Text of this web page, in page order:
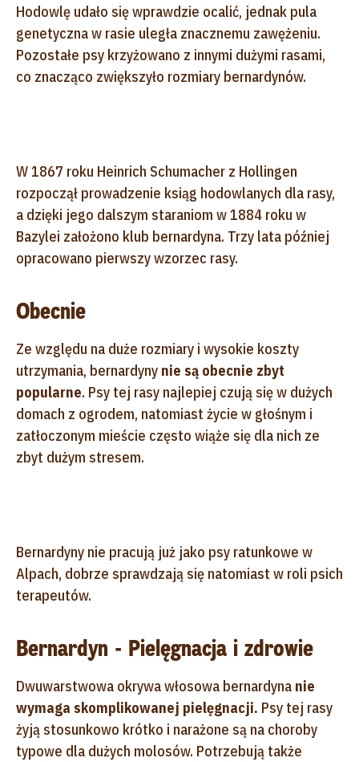
Hodowlę udało się wprawdzie ocalić, jednak pula
genetyczna w rasie uległa znacznemu zawężeniu.
Pozostałe psy krzyżowano z innymi dużymi rasami,
co znacząco zwiększyło rozmiary bernardynów.
W 1867 roku Heinrich Schumacher z Hollingen
rozpoczął prowadzenie ksiąg hodowlanych dla rasy,
a dzięki jego dalszym staraniom w 1884 roku w
Bazylei założono klub bernardyna. Trzy lata później
opracowano pierwszy wzorzec rasy.
Obecnie
Ze względu na duże rozmiary i wysokie koszty
utrzymania, bernardyny nie są obecnie zbyt
popularne. Psy tej rasy najlepiej czują się w dużych
domach z ogrodem, natomiast życie w głośnym i
zatłoczonym mieście często wiąże się dla nich ze
zbyt dużym stresem.
Bernardyny nie pracują już jako psy ratunkowe w
Alpach, dobrze sprawdzają się natomiast w roli psich
terapeutów.
Bernardyn - Pielęgnacja i zdrowie
Dwuwarstwowa okrywa włosowa bernardyna nie
wymaga skomplikowanej pielęgnacji. Psy tej rasy
żyją stosunkowo krótko i narażone są na choroby
typowe dla dużych molosów. Potrzebują także